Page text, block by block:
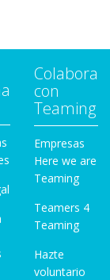
Colabora
con
Teaming
Empresas
Here we are
Teaming
Teamers 4
Teaming
Hazte
voluntario